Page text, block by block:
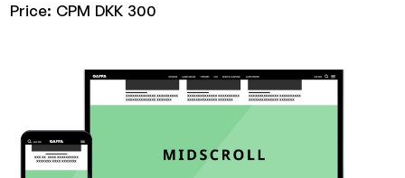
Price: CPM DKK 300